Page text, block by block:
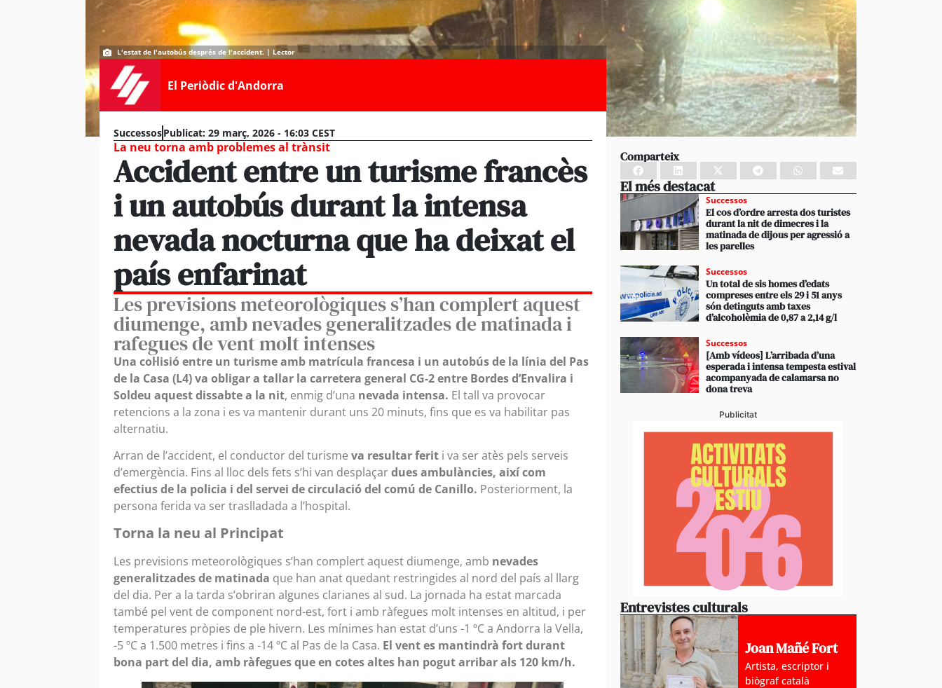
L'estat de l'autobús després de l'accident. | Lector
El Periòdic d'Andorra
SuccessosPublicat: 29 març, 2026 - 16:03 CEST
La neu torna amb problemes al trànsit
Accident entre un turisme francès
i un autobús durant la intensa
nevada nocturna que ha deixat el
país enfarinat
Les previsions meteorològiques s’han complert aquest
diumenge, amb nevades generalitzades de matinada i
rafegues de vent molt intenses
Una col·lisió entre un turisme amb matrícula francesa i un autobús de la línia del Pas
de la Casa (L4) va obligar a tallar la carretera general CG-2 entre Bordes d’Envalira i
Soldeu aquest dissabte a la nit, enmig d’una nevada intensa. El tall va provocar
retencions a la zona i es va mantenir durant uns 20 minuts, fins que es va habilitar pas
alternatiu.
Arran de l’accident, el conductor del turisme va resultar ferit i va ser atès pels serveis
d’emergència. Fins al lloc dels fets s’hi van desplaçardues ambulàncies, així com
efectius de la policia i del servei de circulació del comú de Canillo. Posteriorment, la
persona ferida va ser traslladada a l’hospital.
Torna la neu al Principat
Les previsions meteorològiques s’han complert aquest diumenge, amb nevades
generalitzades de matinada que han anat quedant restringides al nord del país al llarg
del dia. Per a la tarda s’obriran algunes clarianes al sud. La jornada ha estat marcada
també pel vent de component nord-est, fort i amb ràfegues molt intenses en altitud, i per
temperatures pròpies de ple hivern. Les mínimes han estat d’uns -1 ºC a Andorra la Vella,
-5 ºC a 1.500 metres i fins a -14 ºC al Pas de la Casa. El vent es mantindrà fort durant
bona part del dia, amb ràfegues que en cotes altes han pogut arribar als 120 km/h.
Comparteix
El més destacat
Successos
El cos d’ordre arresta dos turistes
durant la nit de dimecres i la
matinada de dijous per agressió a
les parelles
Successos
Un total de sis homes d’edats
compreses entre els 29 i 51 anys
són detinguts amb taxes
d’alcoholèmia de 0,87 a 2,14 g/l
Successos
[Amb vídeos] L’arribada d’una
esperada i intensa tempesta estival
acompanyada de calamarsa no
dona treva
Publicitat
Entrevistes culturals
Joan Mañé Fort
Artista, escriptor i
biògraf català